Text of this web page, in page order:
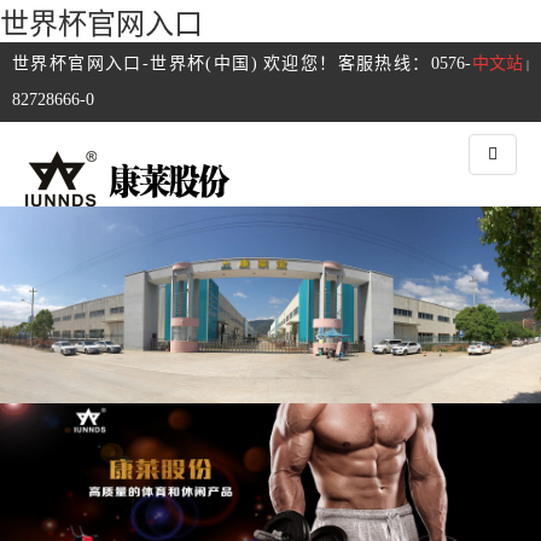
世界杯官网入口
中文站 |
世界杯官网入口-世界杯(中国) 欢迎您！客服热线：0576-
82728666-0